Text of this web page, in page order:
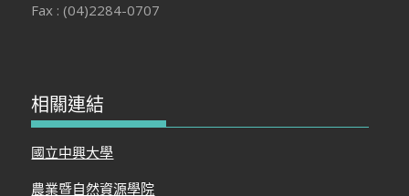
Fax : (04)2284-0707
相關連結
國立中興大學
農業暨自然資源學院